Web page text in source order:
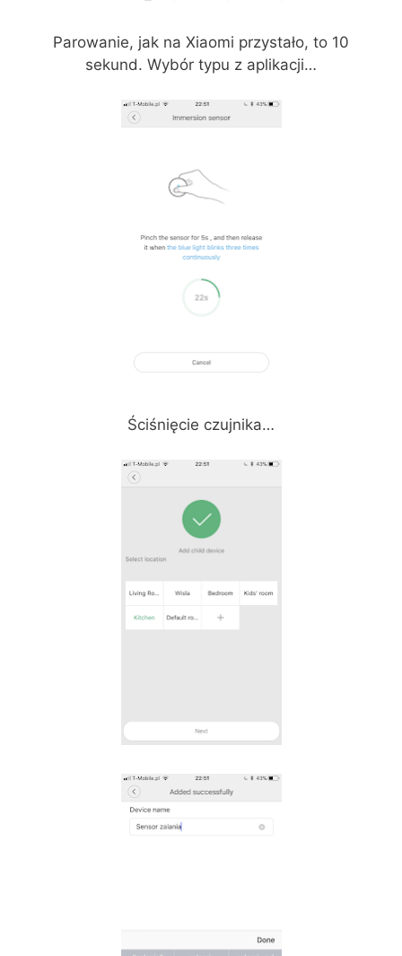
Parowanie, jak na Xiaomi przystało, to 10
sekund. Wybór typu z aplikacji…
Ściśnięcie czujnika…